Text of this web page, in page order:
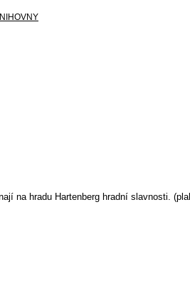
na hradu Hartenberg hradní slavnosti.